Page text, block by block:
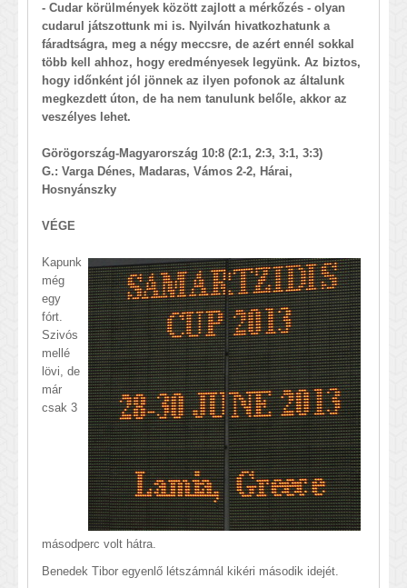
- Cudar körülmények között zajlott a mérkőzés - olyan
cudarul játszottunk mi is. Nyilván hivatkozhatunk a
fáradtságra, meg a négy meccsre, de azért ennél sokkal
több kell ahhoz, hogy eredményesek legyünk. Az biztos,
hogy időnként jól jönnek az ilyen pofonok az általunk
megkezdett úton, de ha nem tanulunk belőle, akkor az
veszélyes lehet.
Görögország-Magyarország 10:8 (2:1, 2:3, 3:1, 3:3)
G.: Varga Dénes, Madaras, Vámos 2-2, Hárai,
Hosnyánszky
VÉGE
Kapunk
még
egy
fórt.
Szivós
mellé
lövi, de
már
csak 3
másodperc volt hátra.
Benedek Tibor egyenlő létszámnál kikéri második idejét.